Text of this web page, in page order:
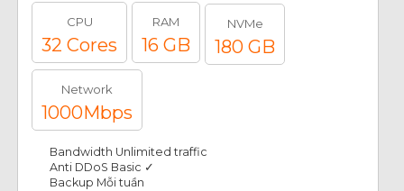
CPU
32 Cores
RAM
16 GB
NVMe
180 GB
Network
1000Mbps
Bandwidth Unlimited traffic
Anti DDoS Basic ✓
Backup Mỗi tuần